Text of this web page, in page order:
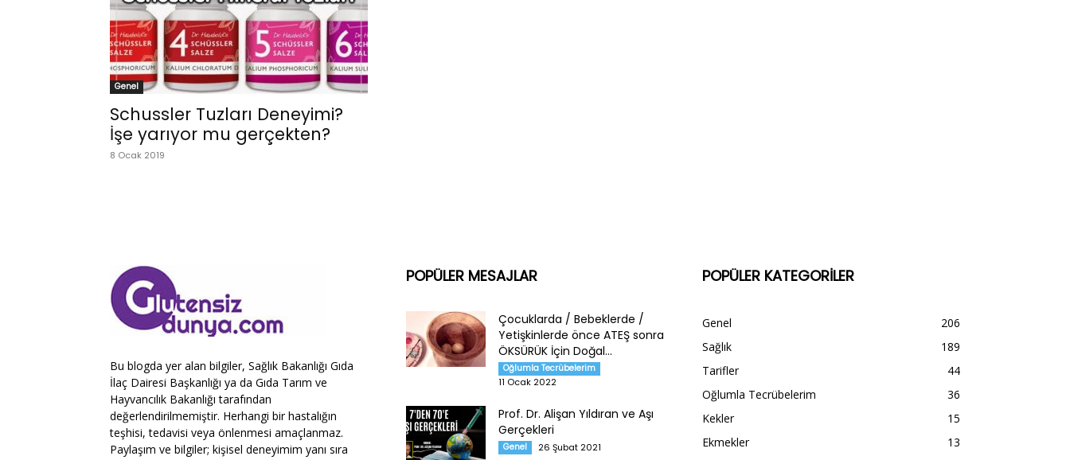
Genel
Schussler Tuzları Deneyimi?
İşe yarıyor mu gerçekten?
8 Ocak 2019
Bu blogda yer alan bilgiler, Sağlık Bakanlığı Gıda
İlaç Dairesi Başkanlığı ya da Gıda Tarım ve
Hayvancılık Bakanlığı tarafından
değerlendirilmemiştir. Herhangi bir hastalığın
teşhisi, tedavisi veya önlenmesi amaçlanmaz.
Paylaşım ve bilgiler; kişisel deneyimim yanı sıra
POPÜLER MESAJLAR
Çocuklarda / Bebeklerde /
Yetişkinlerde önce ATEŞ sonra
ÖKSÜRÜK İçin Doğal...
Oğlumla Tecrübelerim
11 Ocak 2022
Prof. Dr. Alişan Yıldıran ve Aşı
Gerçekleri
Genel 26 Şubat 2021
POPÜLER KATEGORİLER
Genel
206
Sağlık
189
Tarifler
44
Oğlumla Tecrübelerim
36
Kekler
15
Ekmekler
13